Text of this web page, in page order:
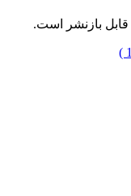
قابل بازنشر است.